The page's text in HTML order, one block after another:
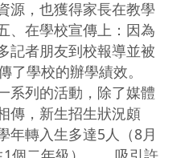
源，也獲得家長在教學
、在學校宣傳上：因為
記者朋友到校報導並被
了學校的辦學績效。
系列的活動，除了媒體
傳，新生招生狀況頗
年轉入生多達5人（8月